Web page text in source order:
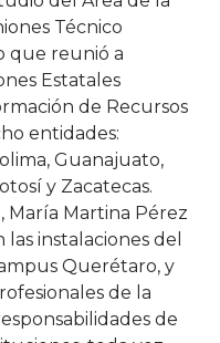
Técnico
que reunió a
Estatales
de Recursos
entidades:
Guanajuato,
y Zacatecas.
María Martina Pérez
instalaciones del
Querétaro, y
de la
de